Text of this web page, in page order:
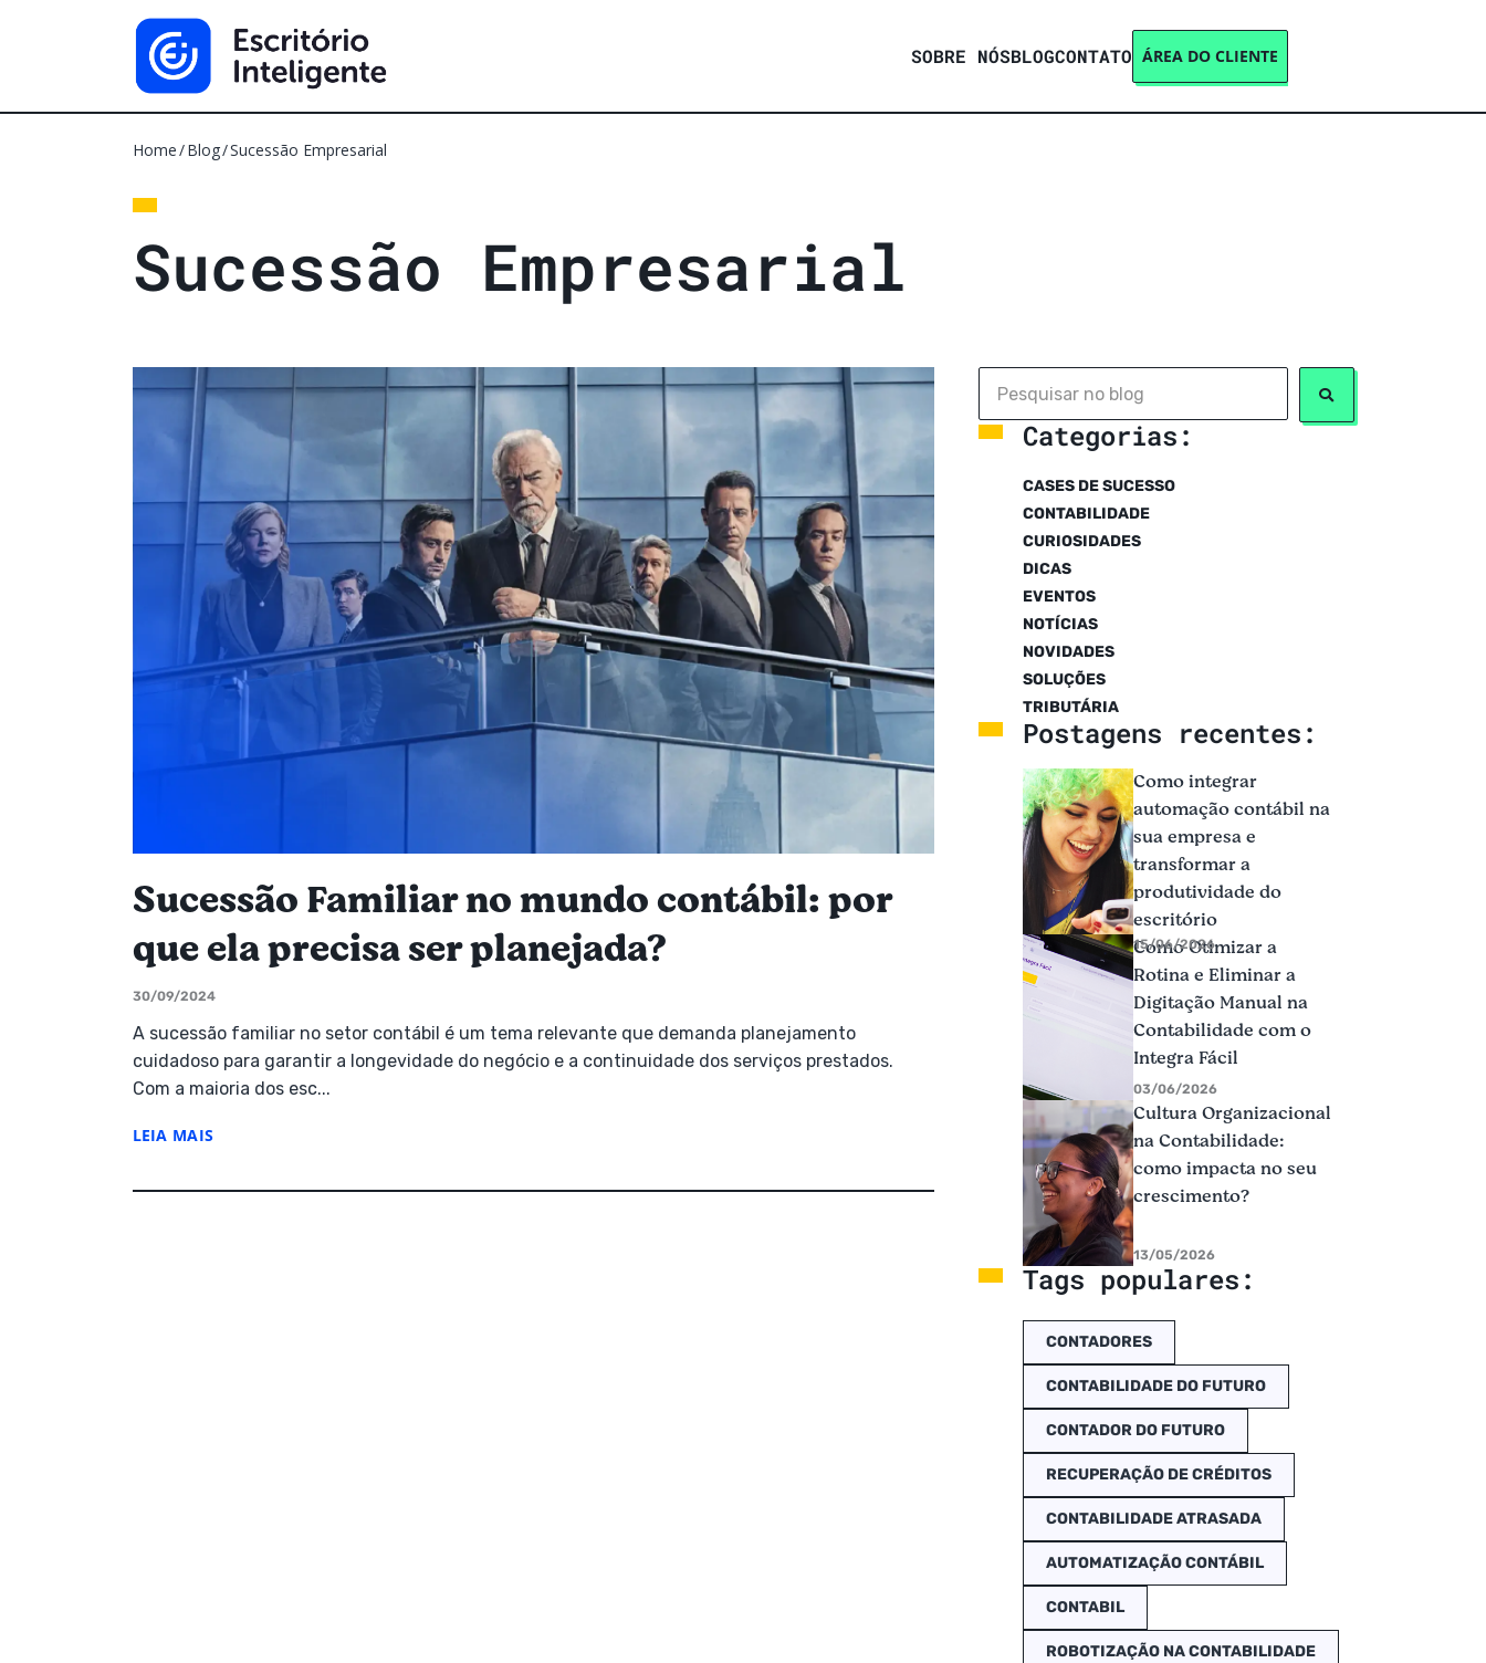
SOBRE NÓSBLOGCONTATO ÁREA DO CLIENTE
Home Blog Sucessão Empresarial
Sucessão Empresarial
Sucessão Familiar no mundo contábil: por
que ela precisa ser planejada?
30/09/2024
A sucessão familiar no setor contábil é um tema relevante que demanda planejamento
cuidadoso para garantir a longevidade do negócio e a continuidade dos serviços prestados.
Com a maioria dos esc...
LEIA MAIS
Categorias:
CASES DE SUCESSO
CONTABILIDADE
CURIOSIDADES
DICAS
EVENTOS
NOTÍCIAS
NOVIDADES
SOLUÇÕES
TRIBUTÁRIA
Postagens recentes:
Como integrar
automação contábil na
sua empresa e
transformar a
produtividade do
escritório
15/06/2026
Como Otimizar a
Rotina e Eliminar a
Digitação Manual na
Contabilidade com o
Integra Fácil
03/06/2026
Cultura Organizacional
na Contabilidade:
como impacta no seu
crescimento?
13/05/2026
Tags populares:
CONTADORES
CONTABILIDADE DO FUTURO
CONTADOR DO FUTURO
RECUPERAÇÃO DE CRÉDITOS
CONTABILIDADE ATRASADA
AUTOMATIZAÇÃO CONTÁBIL
CONTABIL
ROBOTIZAÇÃO NA CONTABILIDADE